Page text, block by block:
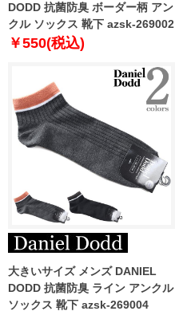
DODD 抗菌防臭 ボーダー柄 アン
クル ソックス 靴下 azsk-269002
￥550(税込)
大きいサイズ メンズ DANIEL
DODD 抗菌防臭 ライン アンクル
ソックス 靴下 azsk-269004